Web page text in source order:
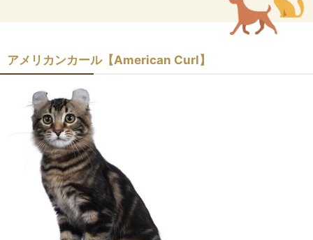
アメリカンカール【American Curl】